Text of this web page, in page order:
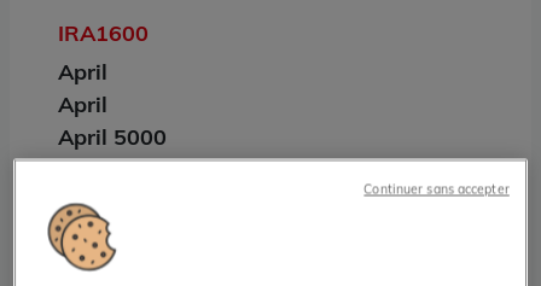
IRA1600
April
April
April 5000
IRA1600 April 5000 April
995.00 € HT prix tarif
Continuer sans accepter